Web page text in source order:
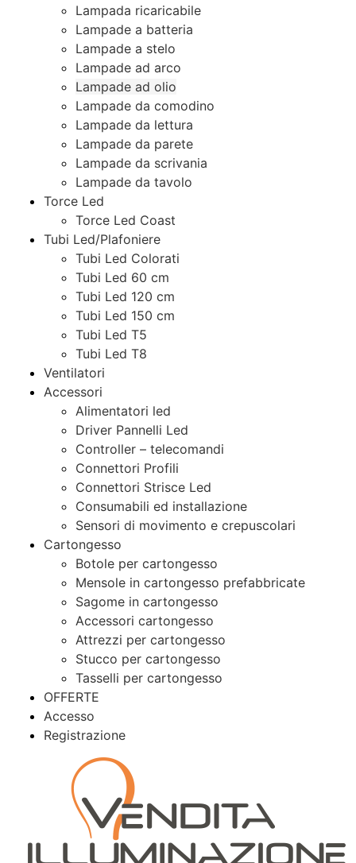
Lampada ricaricabile
Lampade a batteria
Lampade a stelo
Lampade ad arco
Lampade ad olio
Lampade da comodino
Lampade da lettura
Lampade da parete
Lampade da scrivania
Lampade da tavolo
Torce Led
Torce Led Coast
Tubi Led/Plafoniere
Tubi Led Colorati
Tubi Led 60 cm
Tubi Led 120 cm
Tubi Led 150 cm
Tubi Led T5
Tubi Led T8
Ventilatori
Accessori
Alimentatori led
Driver Pannelli Led
Controller – telecomandi
Connettori Profili
Connettori Strisce Led
Consumabili ed installazione
Sensori di movimento e crepuscolari
Cartongesso
Botole per cartongesso
Mensole in cartongesso prefabbricate
Sagome in cartongesso
Accessori cartongesso
Attrezzi per cartongesso
Stucco per cartongesso
Tasselli per cartongesso
OFFERTE
Accesso
Registrazione